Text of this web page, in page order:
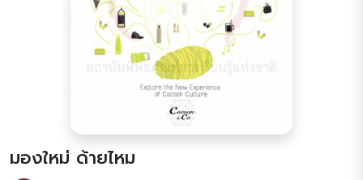
มองใหม่ ด้ายไหม